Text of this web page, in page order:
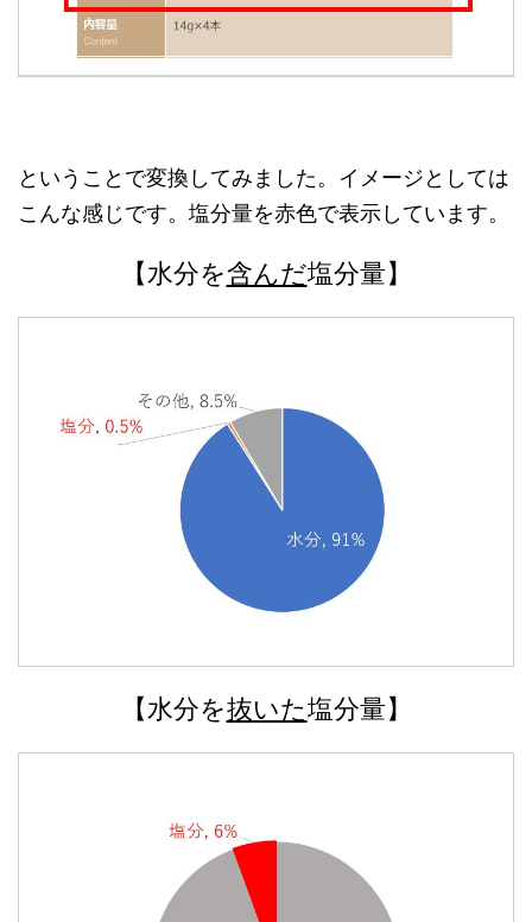
ということで変換してみました。イメージとしては
こんな感じです。塩分量を赤色で表示しています。
【水分を含んだ塩分量】
【水分を抜いた塩分量】